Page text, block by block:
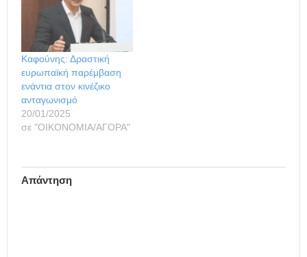
Καφούνης: Δραστική
ευρωπαϊκή παρέμβαση
ενάντια στον κινέζικο
ανταγωνισμό
20/01/2025
σε "ΟΙΚΟΝΟΜΙΑ/ΑΓΟΡΑ"
Απάντηση